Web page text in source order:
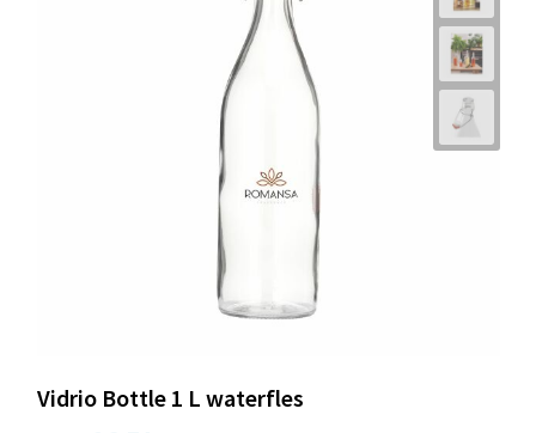
Vidrio Bottle 1 L waterfles